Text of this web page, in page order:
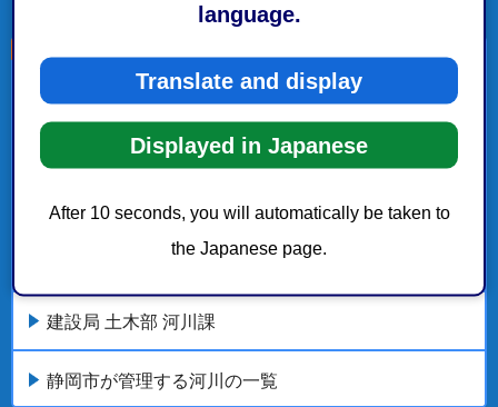
language.
Translate and display
Displayed in Japanese
After 10 seconds, you will automatically be taken to
the Japanese page.
こちらの記事も読まれています。
安倍川ルネサンス計画「社会実験の参加者募集」
浜川水系河川整備計画
河川美化運動を行います！
建設局 土木部 河川課
静岡市が管理する河川の一覧